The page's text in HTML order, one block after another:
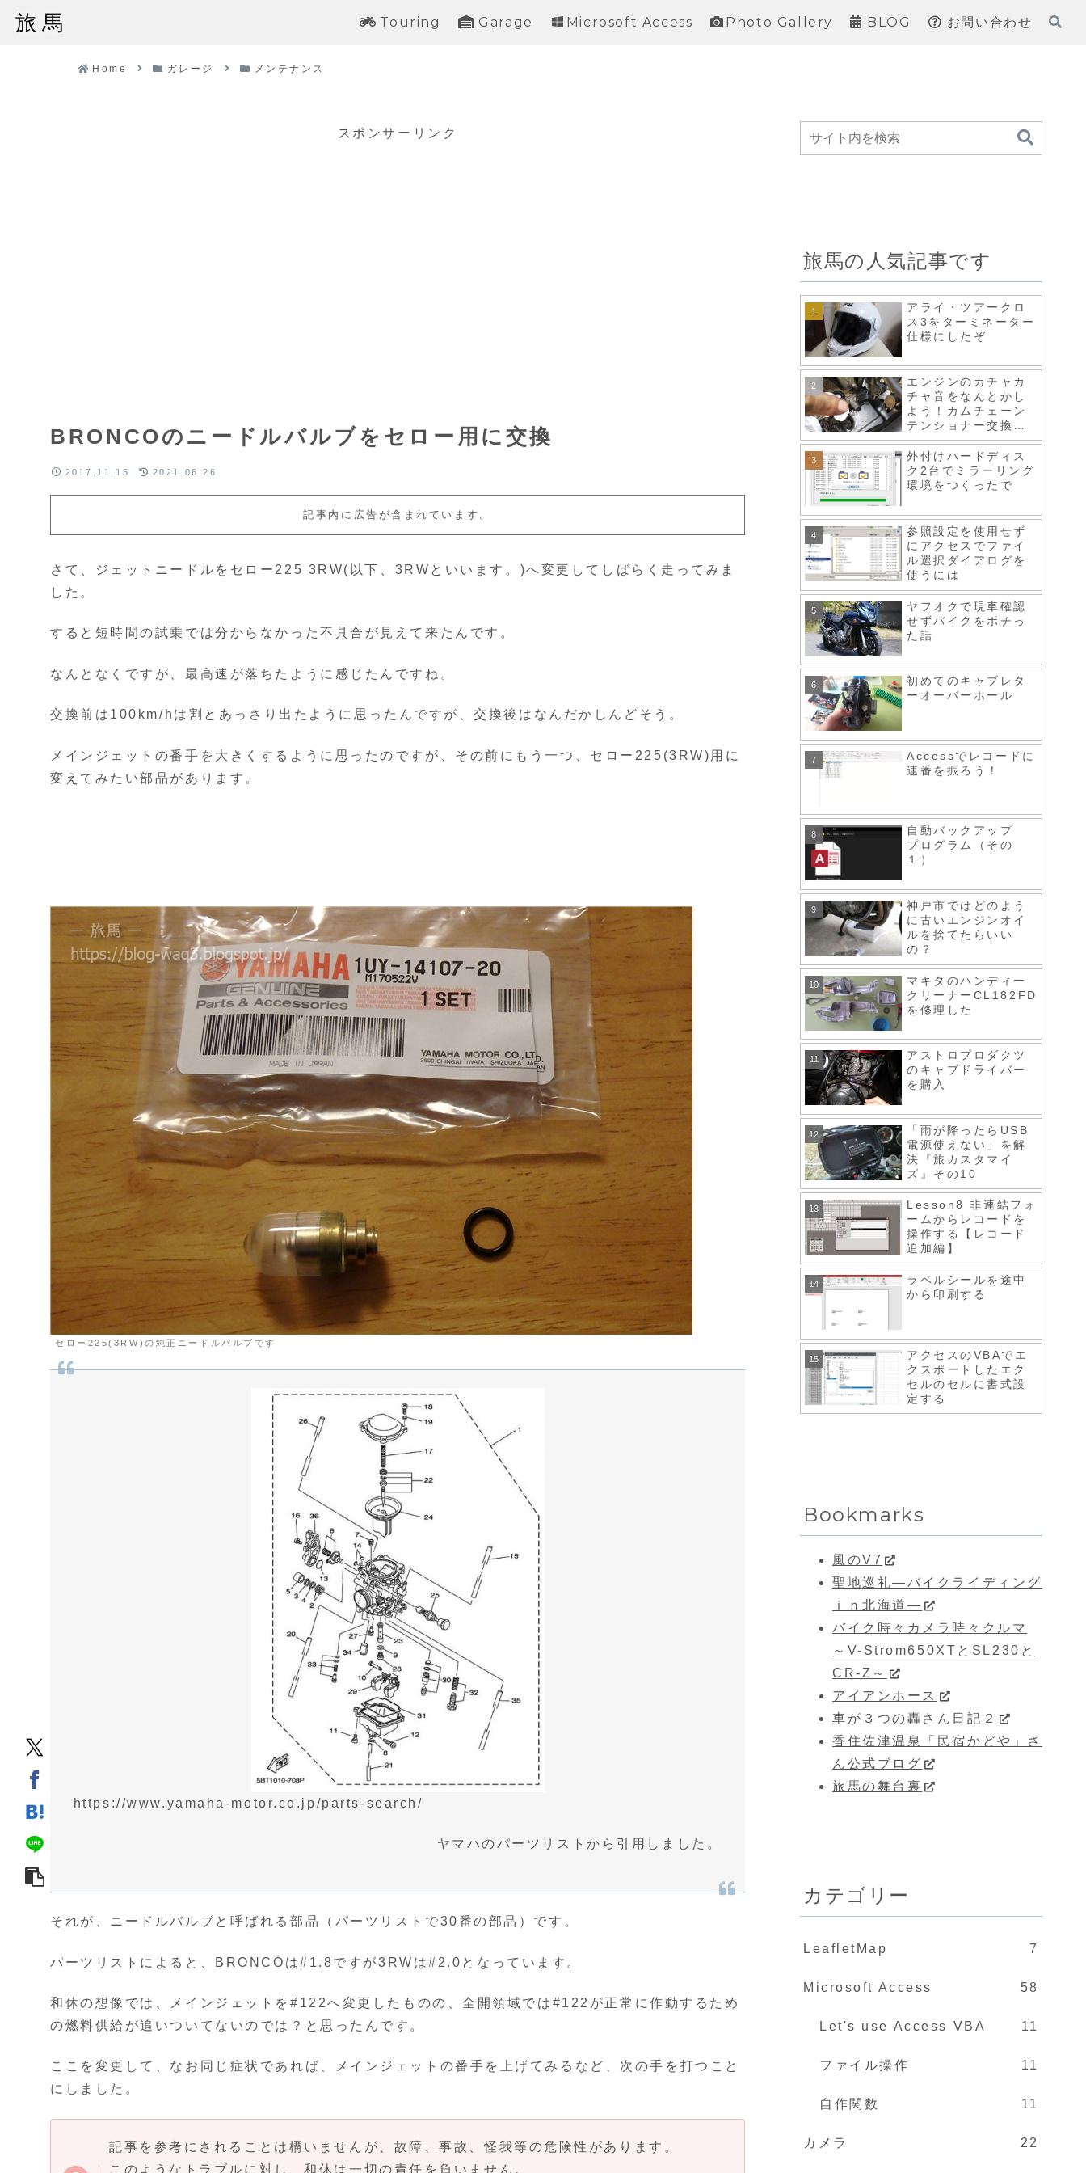
旅馬 Touring Garage Microsoft Access Photo Gallery BLOG お問い合わせ
Home ガレージ メンテナンス
BRONCOのニードルバルブをセロー用に交換
スポンサーリンク
2017.11.15 2021.06.26
記事内に広告が含まれています。
さて、ジェットニードルをセロー225 3RW(以下、3RWといいます。)へ変更してしばらく走ってみま
した。
すると短時間の試乗では分からなかった不具合が見えて来たんです。
なんとなくですが、最高速が落ちたように感じたんですね。
交換前は100km/hは割とあっさり出たように思ったんですが、交換後はなんだかしんどそう。
メインジェットの番手を大きくするように思ったのですが、その前にもう一つ、セロー225(3RW)用に
変えてみたい部品があります。
セロー225(3RW)の純正ニードルバルブです
https://www.yamaha-motor.co.jp/parts-search/
ヤマハのパーツリストから引用しました。
それが、ニードルバルブと呼ばれる部品（パーツリストで30番の部品）です。
パーツリストによると、BRONCOは#1.8ですが3RWは#2.0となっています。
和休の想像では、メインジェットを#122へ変更したものの、全開領域では#122が正常に作動するため
の燃料供給が追いついてないのでは？と思ったんです。
ここを変更して、なお同じ症状であれば、メインジェットの番手を上げてみるなど、次の手を打つこと
にしました。
記事を参考にされることは構いませんが、故障、事故、怪我等の危険性があります。
このようなトラブルに対し、和休は一切の責任を負いません。
旅馬の人気記事です
アライ・ツアークロ
ス3をターミネーター
仕様にしたぞ
エンジンのカチャカ
チャ音をなんとかし
よう！カムチェーン
テンショナー交換、
スロットルボディ清
掃など
外付けハードディス
ク2台でミラーリング
環境をつくったで
参照設定を使用せず
にアクセスでファイ
ル選択ダイアログを
使うには
ヤフオクで現車確認
せずバイクをポチっ
た話
初めてのキャブレタ
ーオーバーホール
Accessでレコードに
連番を振ろう！
自動バックアップ
プログラム（その
１）
神戸市ではどのよう
に古いエンジンオイ
ルを捨てたらいい
の？
マキタのハンディー
クリーナーCL182FD
を修理した
アストロプロダクツ
のキャブドライバー
を購入
「雨が降ったらUSB
電源使えない」を解
決『旅カスタマイ
ズ』その10
Lesson8 非連結フォ
ームからレコードを
操作する【レコード
追加編】
ラベルシールを途中
から印刷する
アクセスのVBAでエ
クスポートしたエク
セルのセルに書式設
定する
Bookmarks
風のV7
聖地巡礼―バイクライディング
ｉｎ北海道―
バイク時々カメラ時々クルマ
～V-Strom650XTとSL230と
CR-Z～
アイアンホース
車が３つの轟さん日記２
香住佐津温泉「民宿かどや」さ
ん公式ブログ
旅馬の舞台裏
カテゴリー
LeafletMap 7
Microsoft Access 58
Let's use Access VBA 11
ファイル操作 11
自作関数 11
カメラ 22